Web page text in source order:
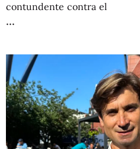
contundente contra el